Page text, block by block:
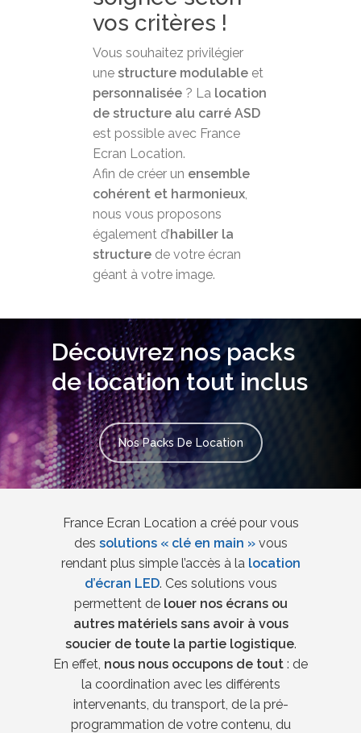
vos critères !
Vous souhaitez privilégier
unestructure modulable et
personnalisée ? La location
de structure alu carré ASD
est possible avec France
Ecran Location.
Afin de créer un ensemble
cohérent et harmonieux,
nous vous proposons
également d’habiller la
structure de votre écran
géant à votre image.
Découvrez nos packs
de location tout inclus
Nos Packs De Location
France Ecran Location a créé pour vous
des solutions « clé en main »vous
rendant plus simple l’accès à la location
d’écran LED. Ces solutions vous
permettent de louer nos écrans ou
autres matériels sans avoir à vous
soucier de toute la partie logistique.
En effet, nous nous occupons de tout : de
la coordination avec les différents
intervenants, du transport, de la pré-
programmation de votre contenu, du